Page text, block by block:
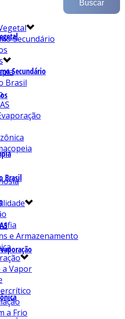
Secundário
Brasil
Secundário
Brasil
e Armazenamento
a Vapor
a Frio